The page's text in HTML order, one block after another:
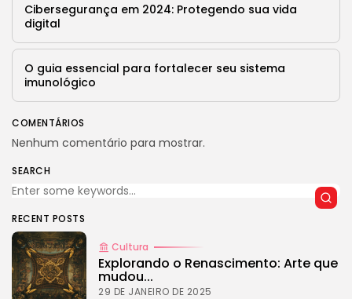
4.5 The Future of Urban Mobility: An In-Depth
BYREVELAÇÃO FM 29 DE JANEIRO DE 2025
3.8 Saúde
The Perfect Grind: How Premium Coffee
Grinders Elevate Your Brewing Experience
Tecnologia
Value
4.2 Tecnologia
Dive into the World of Noise Cancelling
Headphones
BYREVELAÇÃO FM
Cibersegurança em 2024: Protegendo sua vida
digital
O guia essencial para fortalecer seu sistema
imunológico
COMENTÁRIOS
Nenhum comentário para mostrar.
SEARCH
RECENT POSTS
Cultura
Explorando o Renascimento: Arte que
mudou...
29 DE JANEIRO DE 2025